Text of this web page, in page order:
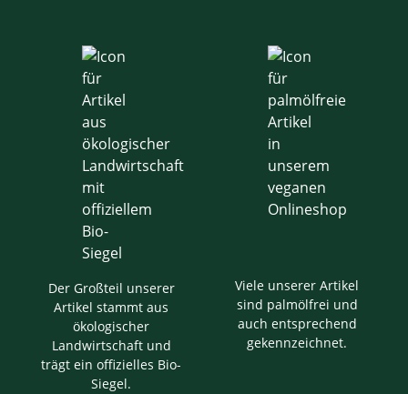
Der Großteil unserer
Artikel stammt aus
ökologischer
Landwirtschaft und
trägt ein offizielles Bio-
Siegel.
Viele unserer Artikel
sind palmölfrei und
auch entsprechend
gekennzeichnet.